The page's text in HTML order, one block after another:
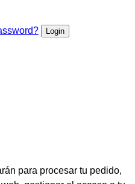
para procesar tu pedido,